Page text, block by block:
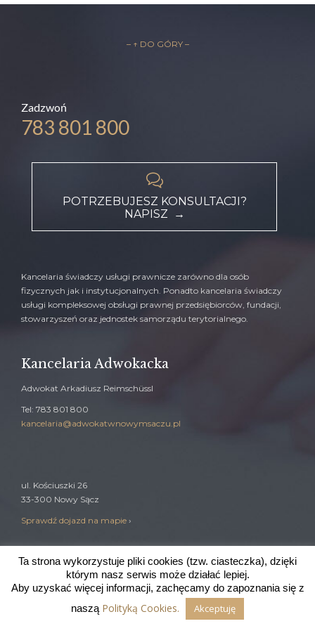
– ↑ DO GÓRY –
Zadzwoń
783 801 800

POTRZEBUJESZ KONSULTACJI?
NAPISZ →
Kancelaria świadczy usługi prawnicze zarówno dla osób
fizycznych jak i instytucjonalnych. Ponadto kancelaria świadczy
usługi kompleksowej obsługi prawnej przedsiębiorców, fundacji,
stowarzyszeń oraz jednostek samorządu terytorialnego.
Kancelaria Adwokacka
Adwokat Arkadiusz Reimschüssl
Tel: 783 801 800
kancelaria@adwokatwnowymsaczu.pl
ul. Kościuszki 26
33-300 Nowy Sącz
Sprawdź dojazd na mapie ›
Wdrożenie:johnbrando.com
Ta strona wykorzystuje pliki cookies (tzw. ciasteczka), dzięki
którym nasz serwis może działać lepiej.
Aby uzyskać więcej informacji, zachęcamy do zapoznania się z
naszą Polityką Cookies. Akceptuję